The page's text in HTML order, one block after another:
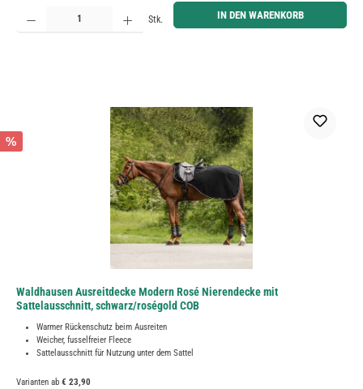
Produkt Anzahl: Gib den gewünschten Wert ein oder benutze die Schaltflächen um die Anzahl zu
Stk. IN DEN WARENKORB
%
Waldhausen Ausreitdecke Modern Rosé Nierendecke mit
Sattelausschnitt, schwarz/roségold COB
Warmer Rückenschutz beim Ausreiten
Weicher, fusselfreier Fleece
Sattelausschnitt für Nutzung unter dem Sattel
Varianten ab € 23,90